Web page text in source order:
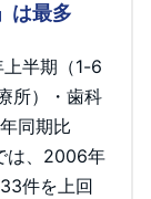
は最多
半期（1-6
所）・歯科
同期比
は、2006年
件を上回